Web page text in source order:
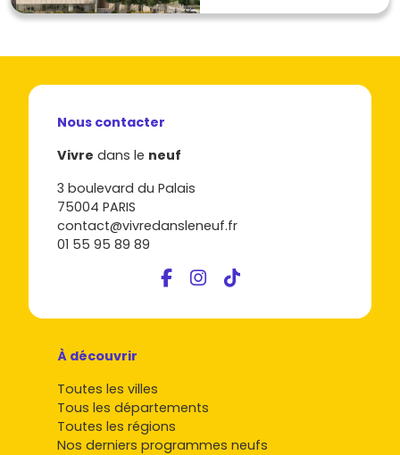
Nous contacter
Vivre dans le neuf
3 boulevard du Palais
75004 PARIS
contact@vivredansleneuf.fr
01 55 95 89 89
À découvrir
Toutes les villes
Tous les départements
Toutes les régions
Nos derniers programmes neufs